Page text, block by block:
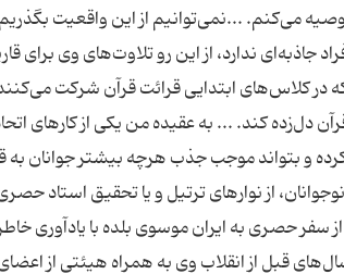
می‌كنم. ...نمی‌توانیم از این واقعیت
ندارد، از این رو تلاوت‌های وی برای
در كلاس‌های ابتدایی قرائت قرآن شركت
دل‌زده كند. ... به عقیده من یكی از كارهای
و بتواند موجب جذب هرچه بیشتر جوانان به
از نوارهای ترتیل و یا تحقیق استاد
حصری به ایران موسوی بلده با یادآوری
قبل از انقلاب وی به همراه هیئتی از